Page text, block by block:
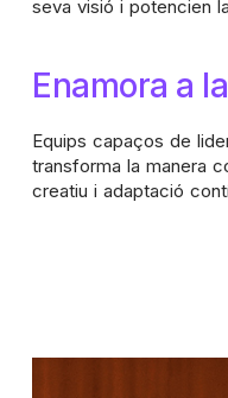
seva visió i potencien
Enamora a
Equips capaços de
transforma la manera
creatiu i adaptació